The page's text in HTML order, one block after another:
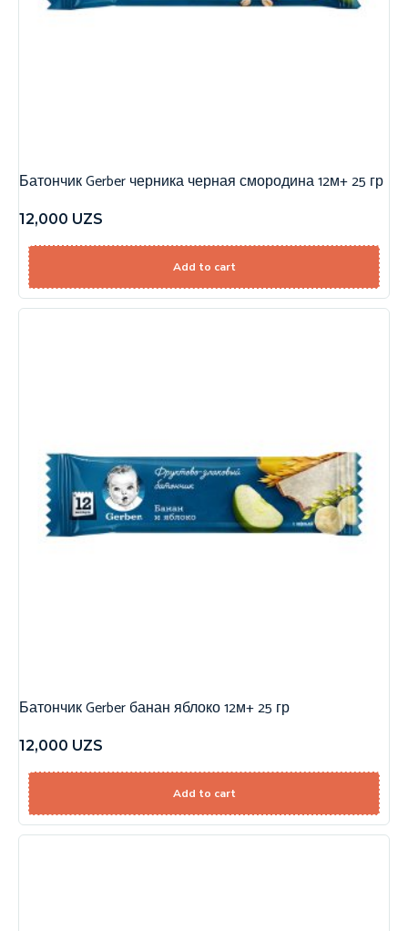
Батончик Gerber черника черная смородина 12м+ 25 гр
12,000 UZS
Add to cart
Батончик Gerber банан яблоко 12м+ 25 гр
12,000 UZS
Add to cart